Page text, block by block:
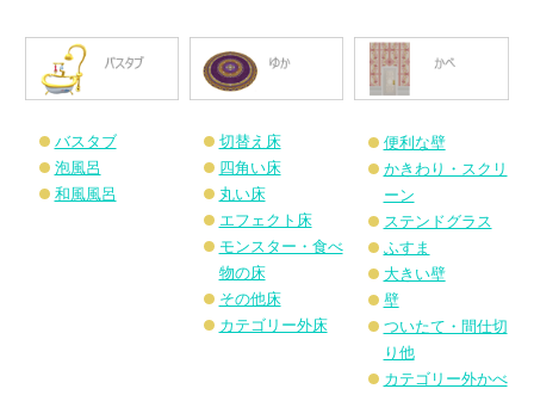
バスタブ
泡風呂
和風風呂
切替え床
四角い床
丸い床
エフェクト床
モンスター・食べ
物の床
その他床
カテゴリー外床
便利な壁
かきわり・スクリ
ーン
ステンドグラス
ふすま
大きい壁
壁
ついたて・間仕切
り他
カテゴリー外かべ